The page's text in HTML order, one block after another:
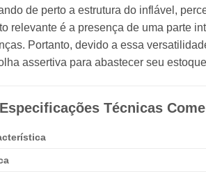
de perto a estrutura do inflável,
relevante é a presença de uma parte
Portanto, devido a essa
assertiva para abastecer seu
Técnicas